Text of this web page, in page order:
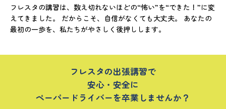
フレスタの講習は、数え切れないほどの“怖い”を“できた！”に変
えてきました。 だからこそ、自信がなくても大丈夫。 あなたの
最初の一歩を、私たちがやさしく後押しします。
フレスタの出張講習で
安心・安全に
ペーパードライバーを卒業しませんか？